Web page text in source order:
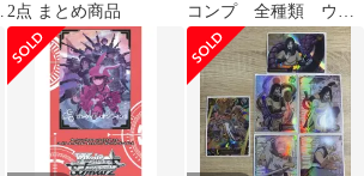
2点 まとめ商品
コンプ 全種類 ウエ
ハース シール